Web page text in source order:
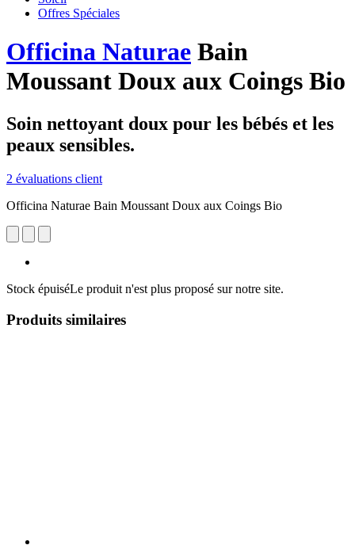
Offres Spéciales
Officina Naturae Bain
Moussant Doux aux Coings Bio
Soin nettoyant doux pour les bébés et les
peaux sensibles.
2 évaluations client
Officina Naturae Bain Moussant Doux aux Coings Bio
Stock épuiséLe produit n'est plus proposé sur notre site.
Produits similaires